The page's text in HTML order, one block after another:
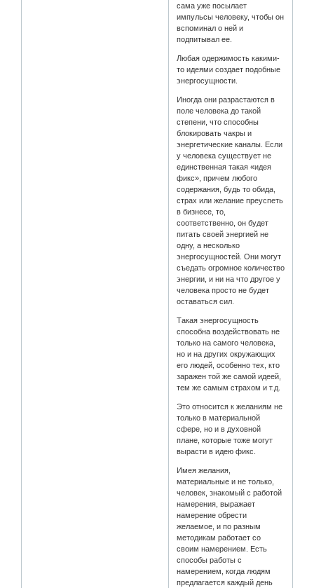
сама уже посылает
импульсы человеку, чтобы он
вспоминал о ней и
подпитывал ее.
Любая одержимость какими-
то идеями создает подобные
энергосущности.
Иногда они разрастаются в
поле человека до такой
степени, что способны
блокировать чакры и
энергетические каналы. Если
у человека существует не
единственная такая «идея
фикс», причем любого
содержания, будь то обида,
страх или желание преуспеть
в бизнесе, то,
соответственно, он будет
питать своей энергией не
одну, а несколько
энергосущностей. Они могут
съедать огромное количество
энергии, и ни на что другое у
человека просто не будет
оставаться сил.
Такая энергосущность
способна воздействовать не
только на самого человека,
но и на других окружающих
его людей, особенно тех, кто
заражен той же самой идеей,
тем же самым страхом и т.д.
Это относится к желаниям не
только в материальной
сфере, но и в духовной
плане, которые тоже могут
вырасти в идею фикс.
Имея желания,
материальные и не только,
человек, знакомый с работой
намерения, выражает
намерение обрести
желаемое, и по разным
методикам работает со
своим намерением. Есть
способы работы с
намерением, когда людям
предлагается каждый день